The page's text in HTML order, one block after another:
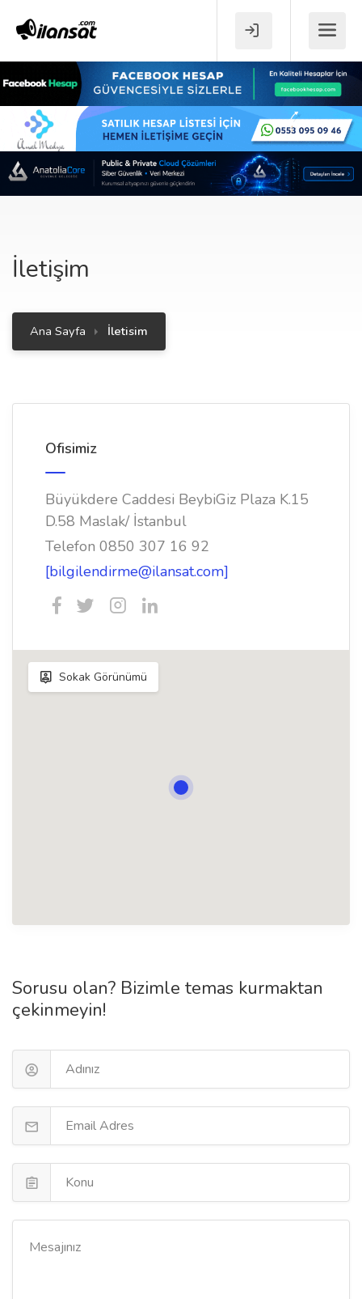
İletişim
Ana Sayfa İletisim
Ofisimiz
Büyükdere Caddesi BeybiGiz Plaza K.15
D.58 Maslak/ İstanbul
Telefon 0850 307 16 92
[bilgilendirme@ilansat.com]
Sokak Görünümü
Sorusu olan? Bizimle temas kurmaktan
çekinmeyin!